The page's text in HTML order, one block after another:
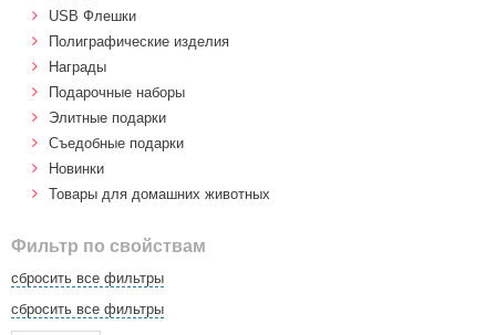
USB Флешки
Полиграфические изделия
Награды
Подарочные наборы
Элитные подарки
Cъедобные подарки
Новинки
Товары для домашних животных
Фильтр по свойствам
сбросить все фильтры
сбросить все фильтры